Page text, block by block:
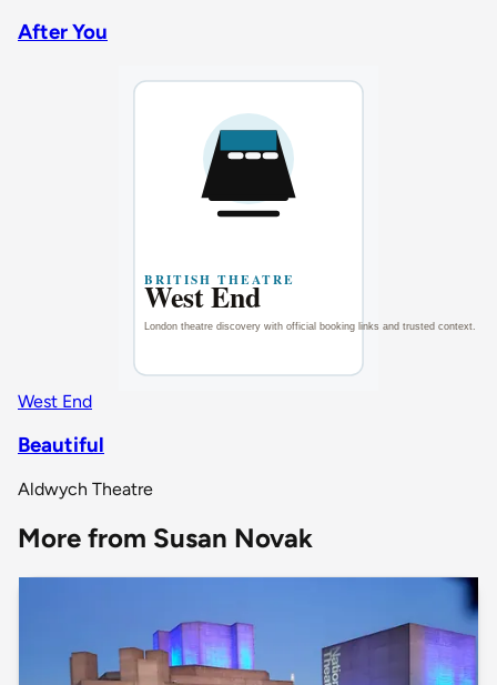
After You
West End
Beautiful
Aldwych Theatre
More from Susan Novak